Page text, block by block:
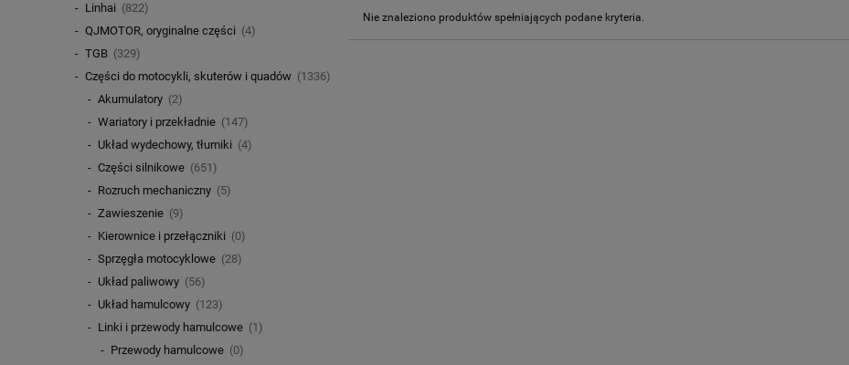
Linhai (822)
QJMOTOR, oryginalne części (4)
TGB (329)
Części do motocykli, skuterów i quadów (1336)
Akumulatory (2)
Wariatory i przekładnie (147)
Układ wydechowy, tłumiki (4)
Części silnikowe (651)
Rozruch mechaniczny (5)
Zawieszenie (9)
Kierownice i przełączniki (0)
Sprzęgła motocyklowe (28)
Układ paliwowy (56)
Układ hamulcowy (123)
Linki i przewody hamulcowe (1)
Przewody hamulcowe (0)
Nie znaleziono produktów spełniających podane kryteria.